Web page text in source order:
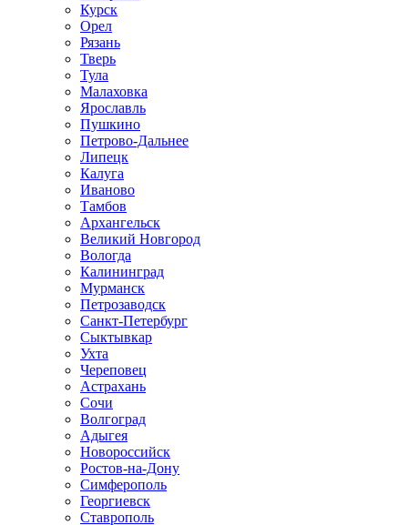
Курск
Орел
Рязань
Тверь
Тула
Малаховка
Ярославль
Пушкино
Петрово-Дальнее
Липецк
Калуга
Иваново
Тамбов
Архангельск
Великий Новгород
Вологда
Калининград
Мурманск
Петрозаводск
Санкт-Петербург
Сыктывкар
Ухта
Череповец
Астрахань
Сочи
Волгоград
Адыгея
Новороссийск
Ростов-на-Дону
Симферополь
Георгиевск
Ставрополь